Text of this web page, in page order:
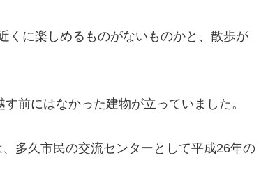
くに楽しめるものがないものかと、散歩が
前にはなかった建物が立っていました。
多久市民の交流センターとして平成26年の